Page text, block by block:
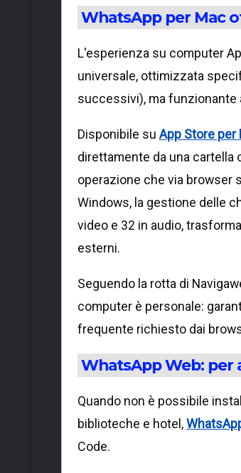
WhatsApp per Mac
L'esperienza su computer
universale, ottimizzata
successivi), ma
Disponibile su App Store per
direttamente da una cartella
operazione che via browser
Windows, la gestione delle
video e 32 in audio,
esterni.
Seguendo la rotta di
computer è personale:
frequente richiesto dai
WhatsApp Web: per
Quando non è possibile
biblioteche e hotel,
Code.